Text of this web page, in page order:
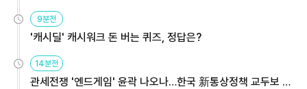
9분전
'캐시딜' 캐시워크 돈 버는 퀴즈, 정답은?
14분전
관세전쟁 '엔드게임' 윤곽 나오나…한국 新통상정책 교두보 활